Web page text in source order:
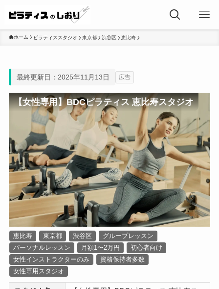
ホーム ピラティススタジオ 東京都 渋谷区 恵比寿
最終更新日：2025年11月13日 広告
【女性専用】BDCピラティス 恵比寿スタジオ
恵比寿 東京都 渋谷区
グループレッスン
パーソナルレッスン
月額1〜2万円
初心者向け
女性インストラクターのみ
資格保持者多数
女性専用スタジオ